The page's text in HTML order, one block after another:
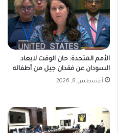
الأمم المتحدة: حان الوقت لابعاد
السودان عن فقدان جيل من أطفاله
أغسطس 8, 2026